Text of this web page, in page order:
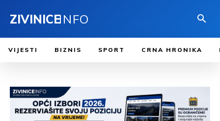
ZIVINICEINFO
VIJESTI BIZNIS SPORT CRNA HRONIKA